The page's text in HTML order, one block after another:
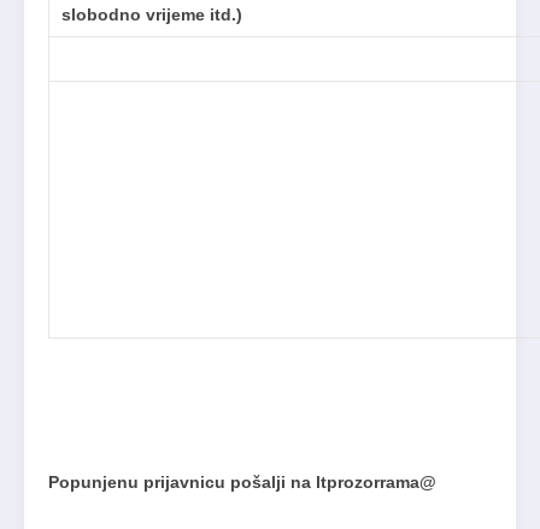
slobodno vrijeme itd.)
Popunjenu prijavnicu pošalji na ltprozorrama@